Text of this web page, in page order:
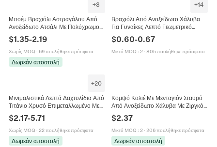
+8
Μποέμ Βραχιόλι Αστραγάλου Από
Ανοξείδωτο Ατσάλι Με Πολύχρωμο
Σμάλτο Πεταλούδα Φύλλο Μάτι
Κοσμήματα Για Γυναίκες
$1.35-2.19
Χωρίς MOQ · 69 πουλήθηκε πρόσφατα
Δωρεάν αποστολή
+14
Βραχιόλι Από Ανοξείδωτο Χάλυβα
Για Γυναίκες Λεπτό Γεωμετρικό
Καρδιά Αστέρι Δέντρο Της Ζωής
Λωτός Άπειρο Κόσμημα
$0.60-0.67
Μικτό MOQ : 2· 805 πουλήθηκε πρόσφατα
+20
Μινιμαλιστικά Λεπτά Δαχτυλίδια Από
Τιτάνιο Χρυσό Επιμεταλλωμένο Με
Ζιργκόν Γεωμετρικά Κομψά
Κοσμήματα Για Γυναίκες
$2.17-5.71
Χωρίς MOQ · 22 πουλήθηκε πρόσφατα
Δωρεάν αποστολή
Κομψό Κολιέ Με Μενταγιόν Σταυρό
Από Ανοξείδωτο Χάλυβα Με Ζιργκόν
Μινιμαλιστικά Κοσμήματα Μόδας
Δώρο Για Γυναίκες
$2.37
Μικτό MOQ : 2· 206 πουλήθηκε πρόσφατα
Δωρεάν αποστολή